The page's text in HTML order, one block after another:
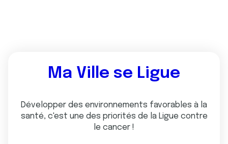
Ma Ville se Ligue
Développer des environnements favorables à la
santé, c'est une des priorités de la Ligue contre
le cancer !